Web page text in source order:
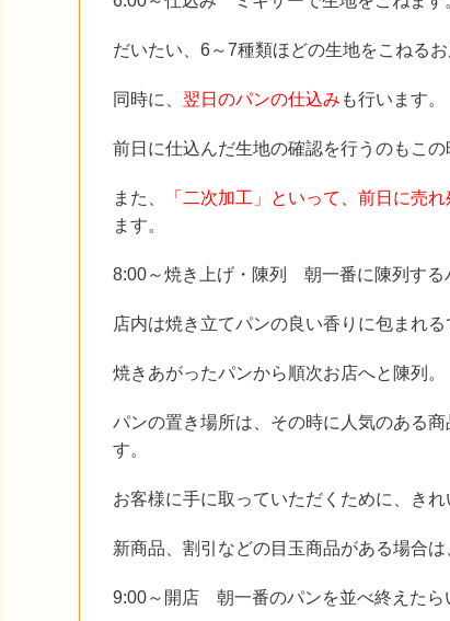
だいたい、6～7種類ほどの生地をこねるお
同時に、 翌日のパンの仕込み も行います。
前日に仕込んだ生地の確認を行うのもこの
また、 「二次加工」といって、前日に売
ます。
8:00～焼き上げ・陳列 朝一番に陳列する
店内は焼き立てパンの良い香りに包まれる
焼きあがったパンから順次お店へと陳列。
パンの置き場所は、その時に人気のある
す。
お客様に手に取っていただくために、き
新商品、割引などの目玉商品がある場合は
9:00～開店 朝一番のパンを並べ終えたら